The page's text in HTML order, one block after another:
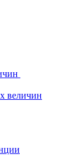
величин